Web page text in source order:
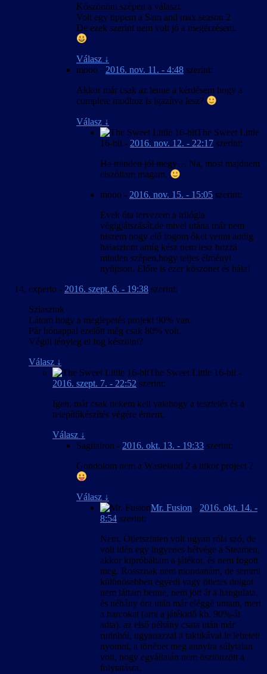
Köszönöm szépen a választ.
Volt egy tippem a Sam and max season 2
De ezek szerint nem volt jó a megérzésem.
Válasz ↓
mooo - 2016. nov. 11. - 4:48 szerint:
Akkor már csak az lenne a kérdésem hogy a
complete modhoz is igazítva lesz?
Válasz ↓
The Sweet Little
16-bit - 2016. nov. 12. - 22:17 szerint:
Ha minden jól megy… Na, most majdnem
elszóltam magam.
mooo - 2016. nov. 15. - 15:05 szerint:
Évek óta tervezem a trilógia
végigjátszását,de mivel utána már nem
hiszem hogy elő fogom őket venni addíg
halasztom amíg kész nem lesz hozzá
minden szépen,hogy teljes élményt
nyújtson. Előre is ezer köszönet és hála!
experto - 2016. szept. 6. - 19:38 szerint:
Sziasztok
Látom hogy a meglepetés projekt 90% van.
Pár hónappal ezelőtt még csak 80% volt.
Végül tényleg el fog készülni?
Válasz ↓
The Sweet Little 16-bit -
2016. szept. 7. - 22:52 szerint:
Igen, már csak nekem kell valahogy a tesztelés és a
telepítőkészítés végére érnem.
Válasz ↓
Sagitairon - 2016. okt. 13. - 19:33 szerint:
Gondolom nem a Wasteland 2 a titkor project ?
Válasz ↓
Mr. Fusion - 2016. okt. 14. -
8:54 szerint:
Nem. Ötletszinten volt ugyan róla szó, de
volt idén egy ingyenes hétvége a Steamen,
akkor kipróbáltam a játékot, és nem fogott
meg. Rossznak nem mondanám, de semmi
különösebben egyedi vagy ötletes dolgot
nem láttam benne, nem jött át a hangulata,
és néhány óra után már eléggé untam, mert
a harcokat (ami a játékidő kb. 90%-át
adta). az első néhány csata után már
rutinból, ugyanazzal a taktikával le lehetett
nyomni, a történet meg annyira súlytalan
volt, hogy egyáltalán nem ösztönzött a
folytatásra.